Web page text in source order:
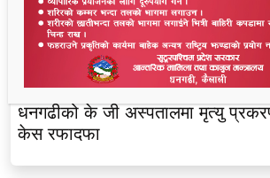
धनगढीको के जी अस्पतालमा मृत्यु
केस रफादफा